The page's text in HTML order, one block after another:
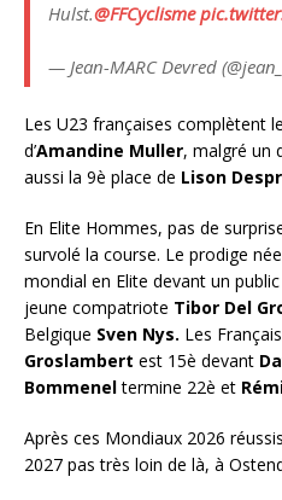
Hulst.@FFCyclisme
— Jean-MARC Devred
Les U23 françaises complètent
d’Amandine Muller, malgré un
aussi la 9è place de Lison
En Elite Hommes, pas de
survolé la course. Le prodige
mondial en Elite devant un
jeune compatriote Tibor Del
Belgique Sven Nys. Les
Groslambert est 15è devant
Bommeneltermine 22è et
Après ces Mondiaux 2026
2027 pas très loin de là, à